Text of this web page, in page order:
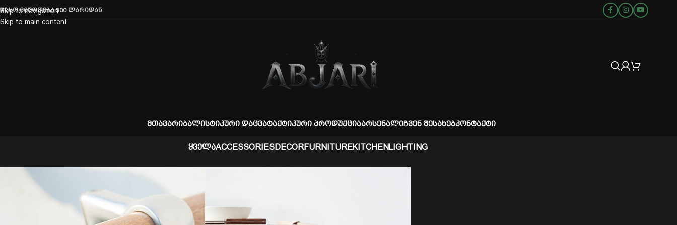
Skip to navigation
Skip to main content
მიწოდება 500 ლარიდან
ᲛᲗᲐᲕᲐᲠᲘᲑᲐᲚᲘᲡᲢᲘᲙᲣᲠᲘ ᲓᲐᲪᲕᲐᲢᲐᲥᲢᲘᲙᲣᲠᲘ ᲞᲠᲝᲓᲣᲥᲪᲘᲐᲐᲠᲡᲔᲜᲐᲚᲘᲩᲕᲔᲜ ᲨᲔᲡᲐᲮᲔᲑᲙᲝᲜᲢᲐᲥᲢᲘ
ᲧᲕᲔᲚᲐACCESSORIESDECORFURNITUREKITCHENLIGHTING